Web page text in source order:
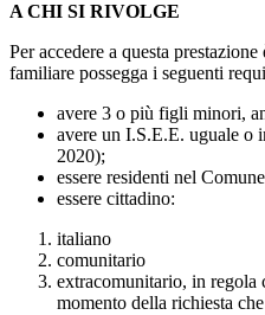
A CHI SI RIVOLGE
Per accedere a questa
familiare possegga i seguenti
avere 3 o più figli minori,
avere un I.S.E.E. uguale o
2020);
essere residenti nel
essere cittadino:
italiano
comunitario
extracomunitario, in
momento della richiesta